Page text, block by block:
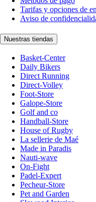
Tarifas y opciones de
Aviso de
Nuestras tiendas
Basket-Center
Daily Bikers
Direct Running
Direct-Volley
Foot-Store
Galope-Store
Golf and co
Handball-Store
House of Rugby
La sellerie de Maé
Made in Paradis
Nauti-wave
On-Fight
Padel-Expert
Pecheur-Store
Pet and Garden